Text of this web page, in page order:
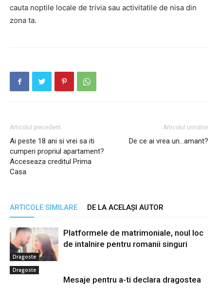
cauta noptile locale de trivia sau activitatile de nisa din
zona ta.
Articolul precedent
Ai peste 18 ani si vrei sa iti
cumperi propriul apartament?
Acceseaza creditul Prima
Casa
Articolul următor
De ce ai vrea un…amant?
ARTICOLE SIMILARE DE LA ACELAȘI AUTOR
Dragoste
Platformele de matrimoniale, noul loc
de intalnire pentru romanii singuri
Dragoste
Mesaje pentru a-ti declara dragostea